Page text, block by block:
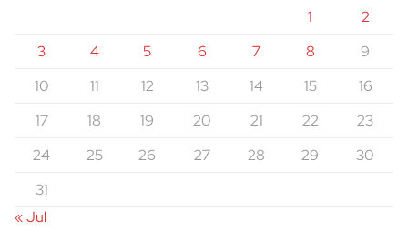
1
2
3
4 5 6 7 8
9
10
11 12 13 14 15
16
17
18 19 20 21 22
23
24
25 26 27 28 29
30
31
« Jul